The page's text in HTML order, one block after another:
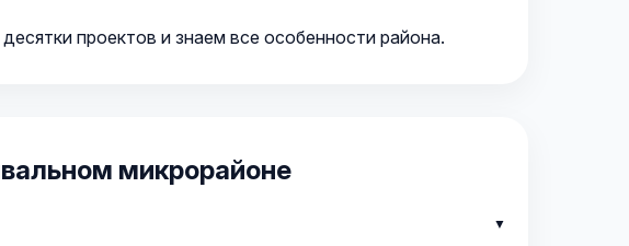
проектов и знаем все особенности района.
микрорайоне